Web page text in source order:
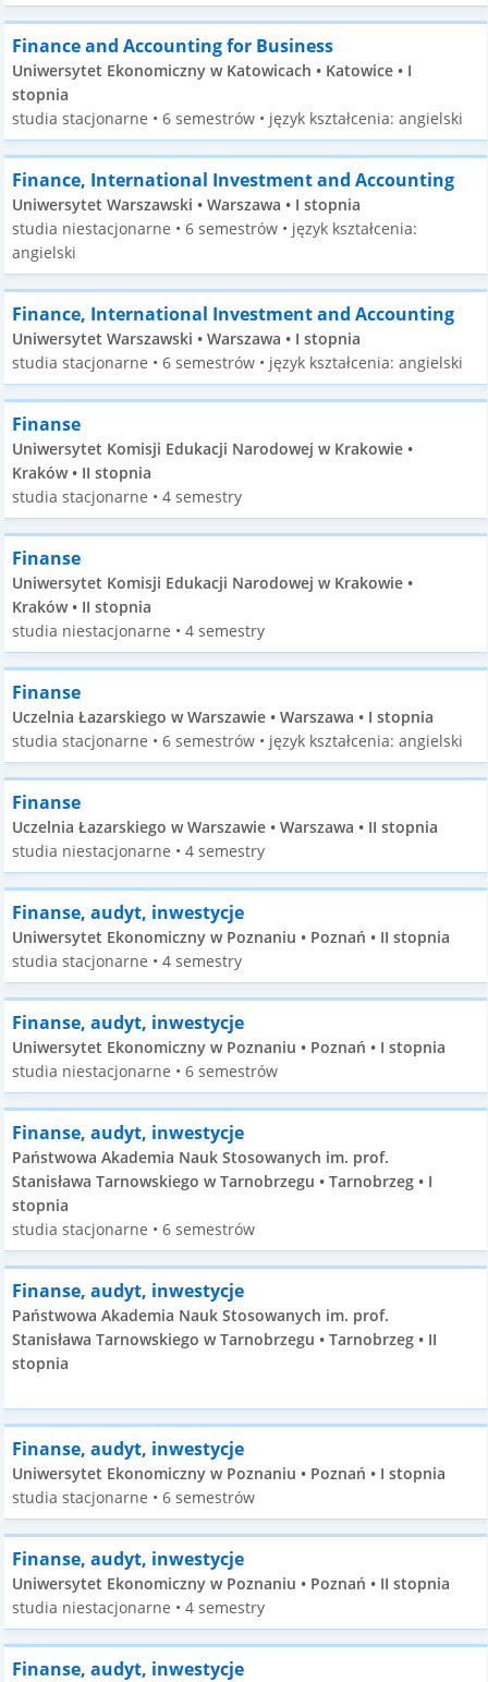
Finance and Accounting for Business
Uniwersytet Ekonomiczny w Katowicach • Katowice • I
stopnia
studia stacjonarne • 6 semestrów • język kształcenia: angielski
Finance, International Investment and Accounting
Uniwersytet Warszawski • Warszawa • I stopnia
studia niestacjonarne • 6 semestrów • język kształcenia:
angielski
Finance, International Investment and Accounting
Uniwersytet Warszawski • Warszawa • I stopnia
studia stacjonarne • 6 semestrów • język kształcenia: angielski
Finanse
Uniwersytet Komisji Edukacji Narodowej w Krakowie •
Kraków • II stopnia
studia stacjonarne • 4 semestry
Finanse
Uniwersytet Komisji Edukacji Narodowej w Krakowie •
Kraków • II stopnia
studia niestacjonarne • 4 semestry
Finanse
Uczelnia Łazarskiego w Warszawie • Warszawa • I stopnia
studia stacjonarne • 6 semestrów • język kształcenia: angielski
Finanse
Uczelnia Łazarskiego w Warszawie • Warszawa • II stopnia
studia niestacjonarne • 4 semestry
Finanse, audyt, inwestycje
Uniwersytet Ekonomiczny w Poznaniu • Poznań • II stopnia
studia stacjonarne • 4 semestry
Finanse, audyt, inwestycje
Uniwersytet Ekonomiczny w Poznaniu • Poznań • I stopnia
studia niestacjonarne • 6 semestrów
Finanse, audyt, inwestycje
Państwowa Akademia Nauk Stosowanych im. prof.
Stanisława Tarnowskiego w Tarnobrzegu • Tarnobrzeg • I
stopnia
studia stacjonarne • 6 semestrów
Finanse, audyt, inwestycje
Państwowa Akademia Nauk Stosowanych im. prof.
Stanisława Tarnowskiego w Tarnobrzegu • Tarnobrzeg • II
stopnia
Finanse, audyt, inwestycje
Uniwersytet Ekonomiczny w Poznaniu • Poznań • I stopnia
studia stacjonarne • 6 semestrów
Finanse, audyt, inwestycje
Uniwersytet Ekonomiczny w Poznaniu • Poznań • II stopnia
studia niestacjonarne • 4 semestry
Finanse, audyt, inwestycje